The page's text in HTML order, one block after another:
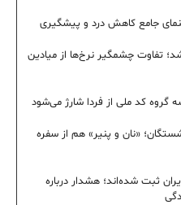
جامع کاهش درد و پیشگیری
تفاوت چشمگیر نرخ‌ها از میادین
گروه کد ملی از فردا شارژ می‌شود
«نان و پنیر» هم از سفره
در ایران ثبت شده‌اند؛ هشدار درباره